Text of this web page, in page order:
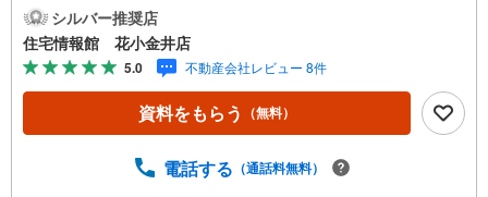
す
る
さい。【営業時間 10:00～19:00 火曜・水曜（祝日の場
合は営業いたします）】「資料請求」「内覧」のお問い合
わせは上記時間内ですとスムーズにご対応が可能です。ス
タッフ一同お客様のお問合せをお待ちしております。【住
宅ローン相談会】開催中無理のない住宅ローンの試算やご
購入の際にかかる諸費用の概算も行っております。しっか
気軽にご相談ください。お客様第一主義をモット-にお引越
シルバー推奨店
住宅情報館 花小金井店
5.0 不動産会社レビュー 8件
資料をもらう （無料）
電話する （通話料無料）